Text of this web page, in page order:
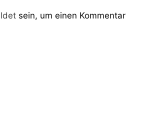
sein, um einen Kommentar